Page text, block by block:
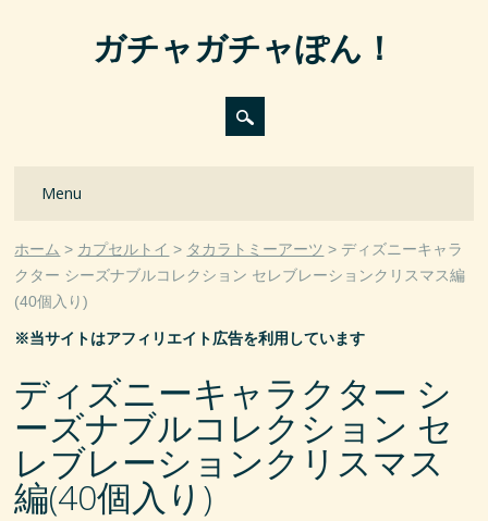
ガチャガチャぽん！
Main menu
Menu
ホーム カプセルトイ タカラトミーアーツ
ディズニーキャラ
クター シーズナブルコレクション セレブレーションクリスマス編
(40個入り)
※当サイトはアフィリエイト広告を利用しています
ディズニーキャラクター シ
ーズナブルコレクション セ
レブレーションクリスマス
編(40個入り)